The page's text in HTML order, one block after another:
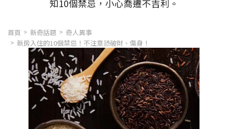
知10個禁忌，小心喬遷不吉利。
首頁 新奇話題
奇人異事
新房入住的10個禁忌！不注意恐破財、傷身！